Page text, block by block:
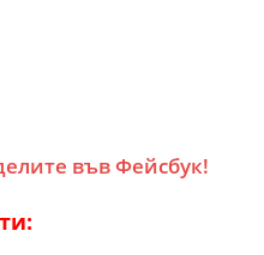
във Фейсбук!